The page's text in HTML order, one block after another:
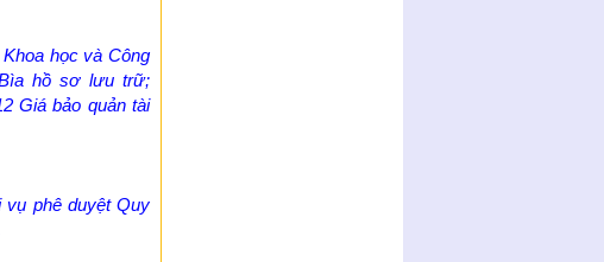
học và Công
hồ sơ lưu trữ;
Giá bảo quản tài
vụ phê duyệt Quy